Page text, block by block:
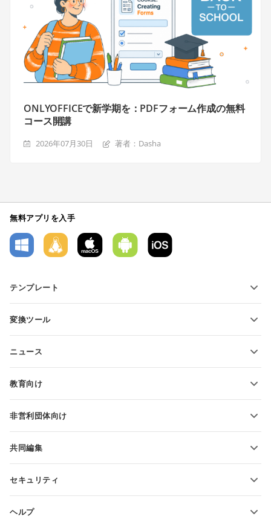
ONLYOFFICEで新学期を：PDFフォーム作成の無料
コース開講
2026年07月30日 著者：Dasha
無料アプリを入手
テンプレート
テキスト文書テンプレート
変換ツール
スプレッドシートの変換
PDFの変換
ニュース
教育向け
教育関係者向け
非営利団体向け
無料アカウントをリクエスト
共同編集
翻訳者向け
セキュリティ
ヘルプ